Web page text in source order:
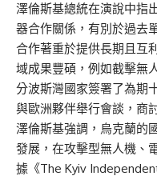
澤倫斯基總統在演說中指
器合作關係，有別於過去
合作著重於提供長期且互
域成果豐碩，例如截擊無
分波斯灣國家簽署了為期
與歐洲夥伴舉行會談，商
澤倫斯基強調，烏克蘭的
發展，在攻擊型無人機、
據《The Kyiv